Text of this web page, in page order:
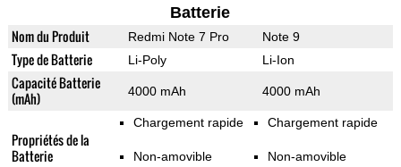
Batterie
Nom du Produit Redmi Note 7 Pro Note 9
Type de Batterie Li-Poly Li-Ion
Capacité Batterie
(mAh)
4000 mAh 4000 mAh
Propriétés de la
Batterie
Chargement rapide
Non-amovible
Chargement rapide
Non-amovible